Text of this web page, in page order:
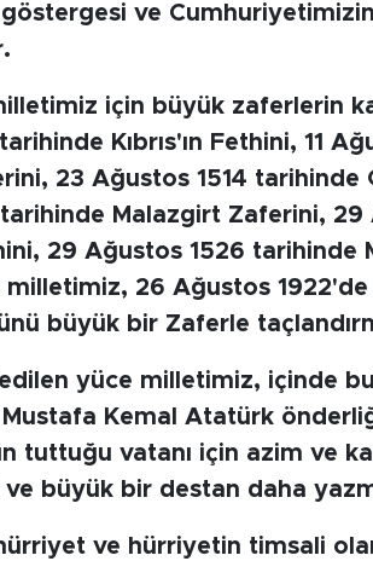
göstergesi ve
için büyük zaferlerin
Kıbrıs'ın Fethini, 11
23 Ağustos 1514 tarihinde
Malazgirt Zaferini, 29
29 Ağustos 1526 tarihinde
milletimiz, 26 Ağustos 1922'de
büyük bir Zaferle
yüce milletimiz, içinde
Kemal Atatürk
tuttuğu vatanı için azim ve
büyük bir destan daha
ve hürriyetin timsali